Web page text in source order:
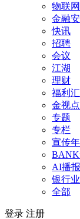
物联网
金融
快讯
招聘
会议
江湖
理财
福利汇
金视点
专题
专栏
宣传年
AI播报
银行
全部
登录 注册